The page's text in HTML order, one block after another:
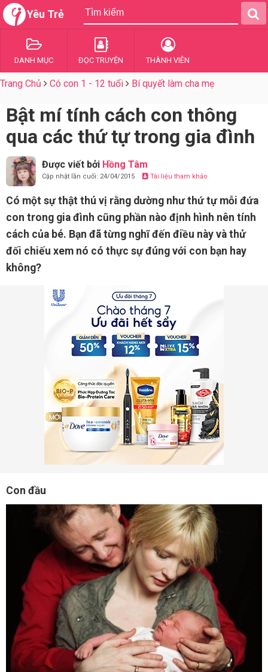
Yêu Trẻ
DANH MỤC ĐỌC TRUYỆN THÀNH VIÊN
Trang Chủ Có con 1 - 12 tuổi Bí quyết làm cha mẹ
Bật mí tính cách con thông
qua các thứ tự trong gia đình
Được viết bởi Hồng Tâm
Cập nhật lần cuối: 24/04/2015 Tài liệu tham khảo
Có một sự thật thú vị rằng dường như thứ tự mỗi đứa
con trong gia đình cũng phần nào định hình nên tính
cách của bé. Bạn đã từng nghĩ đến điều này và thử
đối chiếu xem nó có thực sự đúng với con bạn hay
không?
Con đầu